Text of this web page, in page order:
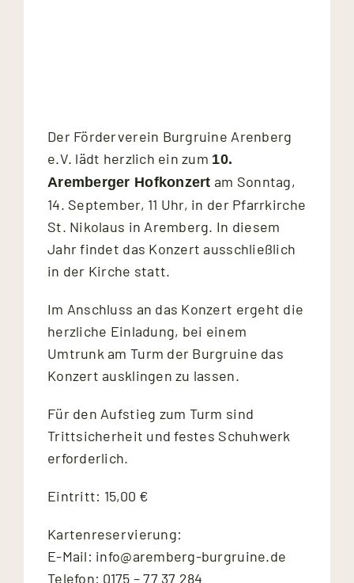
Der Förderverein Burgruine Arenberg
e.V. lädt herzlich ein zum 10.
Aremberger Hofkonzert am Sonntag,
14. September, 11 Uhr, in der Pfarrkirche
St. Nikolaus in Aremberg. In diesem
Jahr findet das Konzert ausschließlich
in der Kirche statt.
Im Anschluss an das Konzert ergeht die
herzliche Einladung, bei einem
Umtrunk am Turm der Burgruine das
Konzert ausklingen zu lassen.
Für den Aufstieg zum Turm sind
Trittsicherheit und festes Schuhwerk
erforderlich.
Eintritt: 15,00 €
Kartenreservierung:
E-Mail: info@aremberg-burgruine.de
Telefon: 0175 – 77 37 284